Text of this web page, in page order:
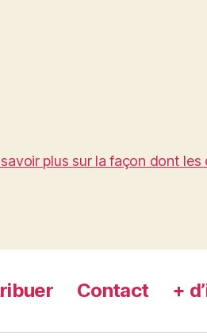
savoir plus sur la façon dont
Contact +